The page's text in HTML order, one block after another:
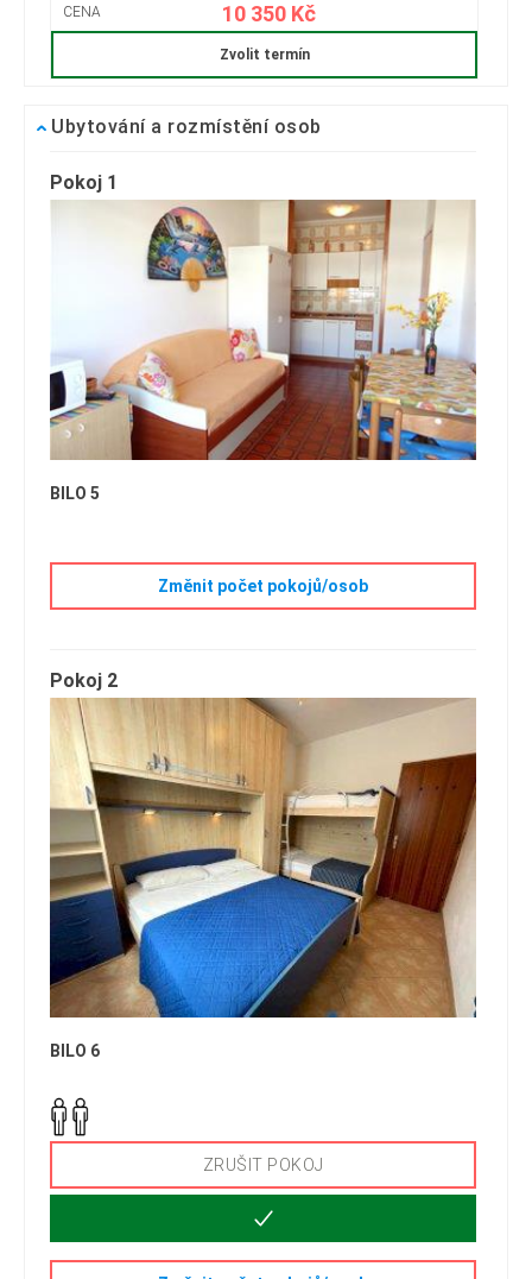
10 350 Kč
Zvolit termín
Ubytování a rozmístění osob
Pokoj 1
BILO 5
Změnit počet pokojů/osob
Pokoj 2
BILO 6
ZRUŠIT POKOJ